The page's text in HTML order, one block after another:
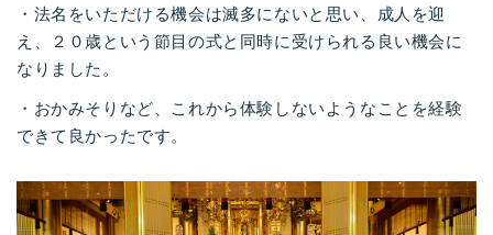
・法名をいただける機会は滅多にないと思い、成人を迎
え、２０歳という節目の式と同時に受けられる良い機会に
なりました。
・おかみそりなど、これから体験しないようなことを経験
できて良かったです。